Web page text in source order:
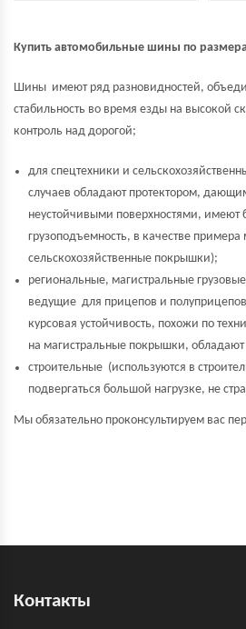
Купить автомобильные шины по
Шины имеют ряд разновидностей,
стабильность во время езды на высокой
контроль над дорогой;
для спецтехники и
случаев обладают протектором,
неустойчивыми поверхностями, имеют
грузоподъемность, в качестве
сельскохозяйственные покрышки);
региональные, магистральные
ведущие для прицепов и
курсовая устойчивость, похожи по
на магистральные покрышки,
строительные (используются в
подвергаться большой нагрузке, не
Мы обязательно проконсультируем вас
Контакты